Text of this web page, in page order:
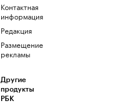
Контактная
информация
Редакция
Размещение
рекламы
Другие
продукты
РБК